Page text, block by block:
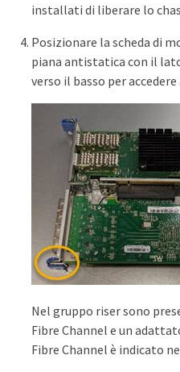
installati di liberare lo
Posizionare la scheda di
piana antistatica con il
verso il basso per
Nel gruppo riser sono
Fibre Channel e un
Fibre Channel è indicato